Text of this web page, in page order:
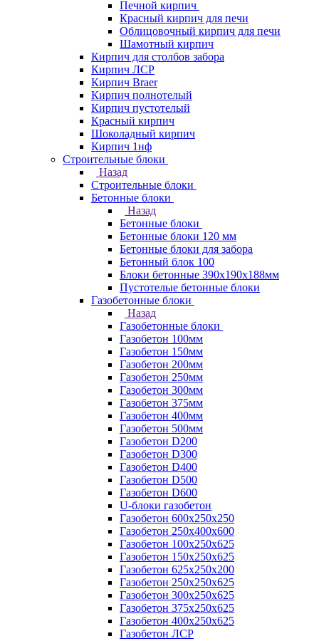
Печной кирпич
Красный кирпич для печи
Облицовочный кирпич для печи
Шамотный кирпич
Кирпич для столбов забора
Кирпич ЛСР
Кирпич Braer
Кирпич полнотелый
Кирпич пустотелый
Красный кирпич
Шоколадный кирпич
Кирпич 1нф
Строительные блоки
Назад
Строительные блоки
Бетонные блоки
Назад
Бетонные блоки
Бетонные блоки 120 мм
Бетонные блоки для забора
Бетонный блок 100
Блоки бетонные 390х190х188мм
Пустотелые бетонные блоки
Газобетонные блоки
Назад
Газобетонные блоки
Газобетон 100мм
Газобетон 150мм
Газобетон 200мм
Газобетон 250мм
Газобетон 300мм
Газобетон 375мм
Газобетон 400мм
Газобетон 500мм
Газобетон D200
Газобетон D300
Газобетон D400
Газобетон D500
Газобетон D600
U-блоки газобетон
Газобетон 600x250x250
Газобетон 250x400x600
Газобетон 100х250х625
Газобетон 150х250х625
Газобетон 625х250х200
Газобетон 250х250х625
Газобетон 300х250х625
Газобетон 375х250х625
Газобетон 400х250х625
Газобетон ЛСР